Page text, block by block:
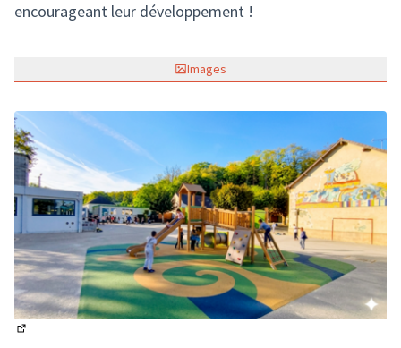
encourageant leur développement !
Images